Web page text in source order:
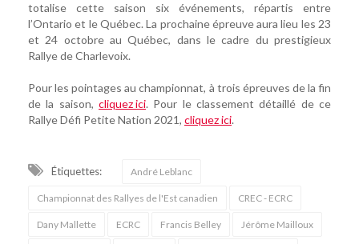
totalise cette saison six événements, répartis entre
l’Ontario et le Québec. La prochaine épreuve aura lieu les 23
et 24 octobre au Québec, dans le cadre du prestigieux
Rallye de Charlevoix.
Pour les pointages au championnat, à trois épreuves de la fin
de la saison, cliquez ici. Pour le classement détaillé de ce
Rallye Défi Petite Nation 2021, cliquez ici.
Étiquettes: André Leblanc
Championnat des Rallyes de l'Est canadien CREC - ECRC
Dany Mallette ECRC Francis Belley Jérôme Mailloux